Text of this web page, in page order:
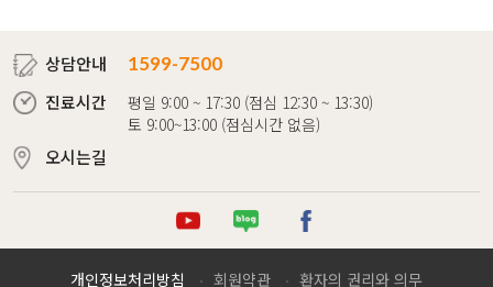
상담안내
1599-7500
진료시간
평일 9:00 ~ 17:30 (점심 12:30 ~ 13:30)
토 9:00~13:00 (점심시간 없음)
오시는길
튜브 로그 이스북
개인정보처리방침 회원약관 환자의 권리와 의무